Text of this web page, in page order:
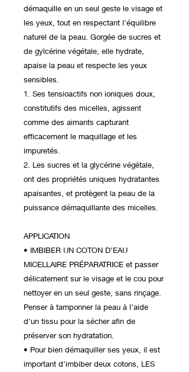
démaquille en un seul geste le visage et
les yeux, tout en respectant l’équilibre
naturel de la peau. Gorgée de sucres et
de gylcérine végétale, elle hydrate,
apaise la peau et respecte les yeux
sensibles.
1. Ses tensioactifs non ioniques doux,
constitutifs des micelles, agissent
comme des aimants capturant
efficacement le maquillage et les
impuretés.
2. Les sucres et la glycérine végétale,
ont des propriétés uniques hydratantes
apaisantes, et protègent la peau de la
puissance démaquillante des micelles.
APPLICATION
• IMBIBER UN COTON D’EAU
MICELLAIRE PRÉPARATRICE et passer
délicatement sur le visage et le cou pour
nettoyer en un seul geste, sans rinçage.
Penser à tamponner la peau à l’aide
d’un tissu pour la sécher afin de
préserver son hydratation.
• Pour bien démaquiller ses yeux, il est
important d’imbiber deux cotons, LES